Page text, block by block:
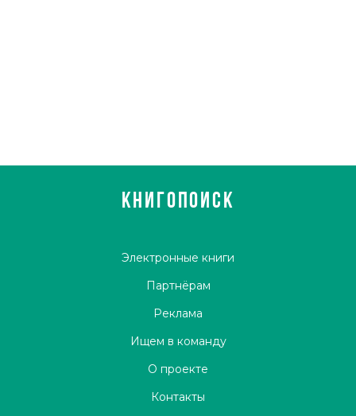
КНИГОПОИСК
Электронные книги
Партнёрам
Реклама
Ищем в команду
О проекте
Контакты